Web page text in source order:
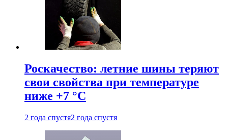
Роскачество: летние шины теряют
свои свойства при температуре
ниже +7 °C
2 года спустя2 года спустя